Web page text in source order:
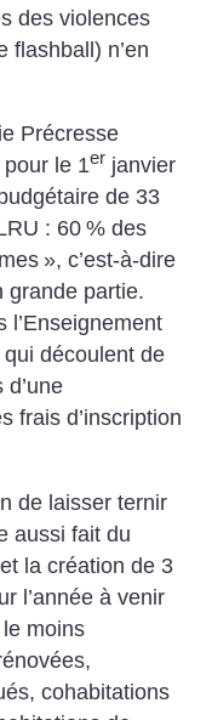
des violences
flashball) n’en
Précresse
le 1er janvier
de 33
: 60 % des
», c’est-à-dire
grande partie.
l’Enseignement
découlent de
frais d’inscription
de laisser ternir
aussi fait du
la création de 3
l’année à venir
moins
cohabitations